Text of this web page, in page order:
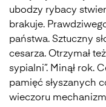
ubodzy rybacy
brakuje.
państwa. Sztuczny
cesarza. Otrzymał
sypialni”. Minął rok.
pamięć słyszanych
wieczoru mechanizm